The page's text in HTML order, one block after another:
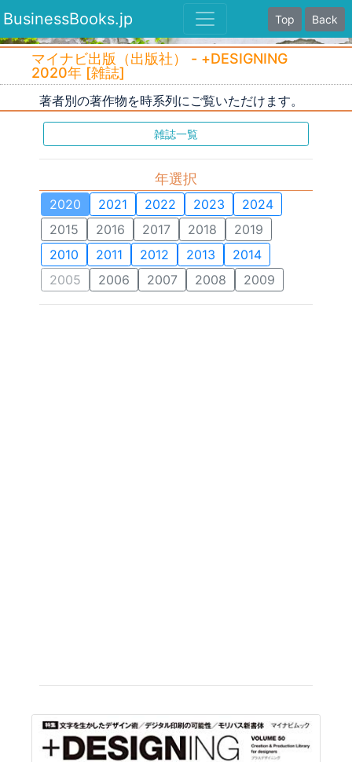
BusinessBooks.jp Top Back
マイナビ出版（出版社） - +DESIGNING
2020年 [雑誌]
著者別の著作物を時系列にご覧いただけます。
雑誌一覧
年選択
2020 2021 2022 2023
2024
2015
2016 2017 2018
2019
2010
2011 2012 2013
2014
2005
2006 2007 2008 2009